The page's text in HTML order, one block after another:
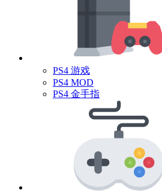
PS4 游戏
PS4 MOD
PS4 金手指